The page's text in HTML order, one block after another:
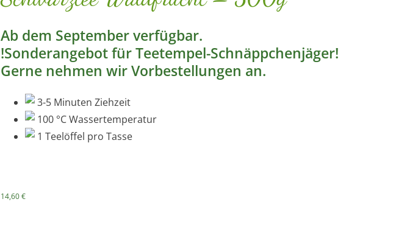
Ab dem September verfügbar.
!Sonderangebot für Teetempel-Schnäppchenjäger!
Gerne nehmen wir Vorbestellungen an.
3-5 Minuten Ziehzeit
100 °C Wassertemperatur
1 Teelöffel pro Tasse
14,60€